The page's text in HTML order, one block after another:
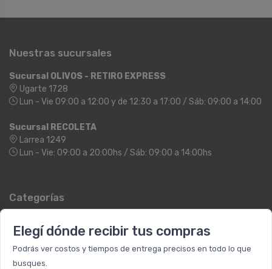
Elegí dónde recibir tus compras
Podrás ver costos y tiempos de entrega precisos en todo lo que
busques.
Nuestras sucursales
Sucursal OLIVOS - RETIRO EXPRESS
Ugarte 1728
Lun - Vie 09:00 a 12:00 y de 12:30 a 17:00 / Sáb: 09:00 a 14:00
Sucursal RECOLETA
Larrea 1249
Lun - Vie: 09:00 a 20:00hs / Sáb: 09:00 a 14:00hs
Categorías
Protección Solar